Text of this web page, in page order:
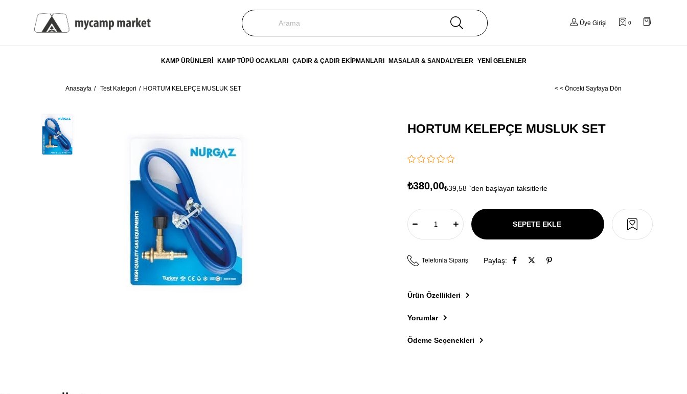
Üye Girişi 0
KAMP ÜRÜNLERİ KAMP TÜPÜ OCAKLARI ÇADIR & ÇADIR EKİPMANLARI MASALAR & SANDALYELER YENİ GELENLER
Anasayfa Test Kategori HORTUM KELEPÇE MUSLUK SET < < Önceki Sayfaya Dön
HORTUM KELEPÇE MUSLUK SET
₺380,00₺39,58 `den başlayan taksitlerle
Telefonla Sipariş Paylaş:
Ürün Özellikleri
Yorumlar
Ödeme Seçenekleri